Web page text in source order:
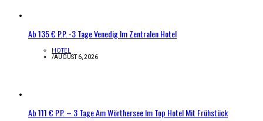
Ab 135 € P.P. -3 Tage Venedig Im Zentralen Hotel
HOTEL
/AUGUST 6, 2026
Ab 111 € P.P. – 3 Tage Am Wörthersee Im Top Hotel Mit Frühstück